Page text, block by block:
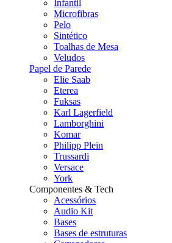
Infantil
Microfibras
Pelo
Sintético
Toalhas de Mesa
Veludos
Papel de Parede
Elie Saab
Eterea
Fuksas
Karl Lagerfield
Lamborghini
Komar
Philipp Plein
Trussardi
Versace
York
Componentes & Tech
Acessórios
Audio Kit
Bases
Bases de estruturas